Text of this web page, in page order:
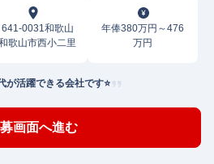
641-0031和歌山
歌山市西小二里
年俸380万円～476
万円
が活躍できる会社です⭐
画面へ進む